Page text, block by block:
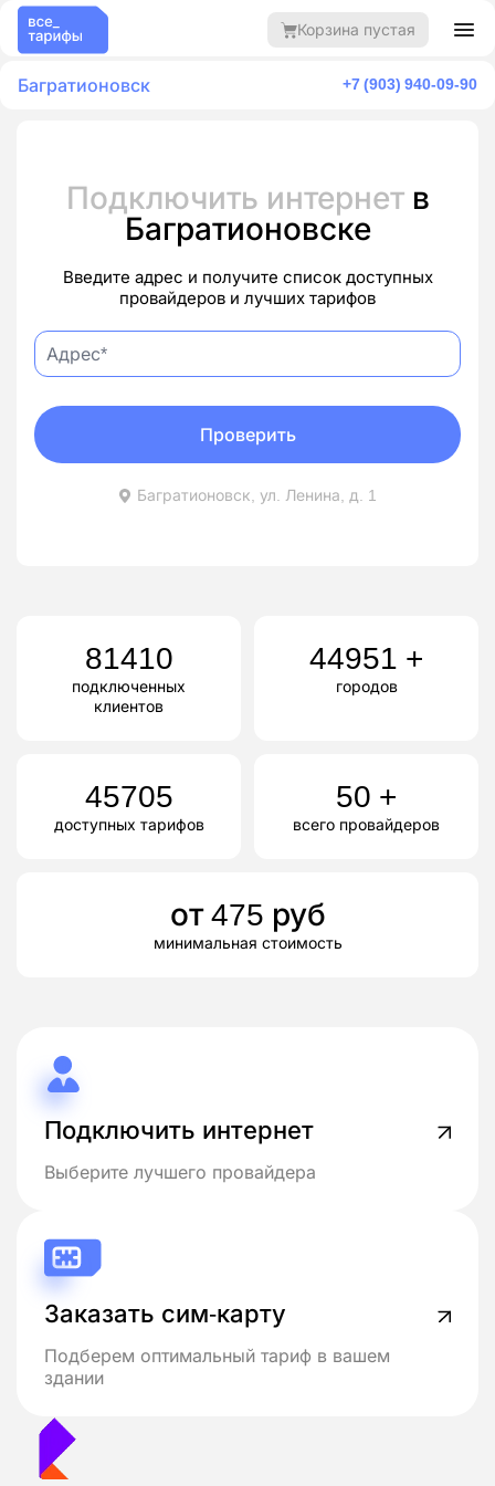
Корзина пустая
Багратионовск +7 (903) 940-09-90
Подключить интернет в
Багратионовске
Введите адрес и получите список доступных
провайдеров и лучших тарифов
Багратионовск, ул. Ленина, д. 1
Проверить
81410
подключенных
клиентов
44951 +
городов
45705
доступных тарифов
50 +
всего провайдеров
от475 руб
минимальная стоимость
Подключить интернет
Выберите лучшего провайдера
Заказать сим-карту
Подберем оптимальный тариф в вашем
здании